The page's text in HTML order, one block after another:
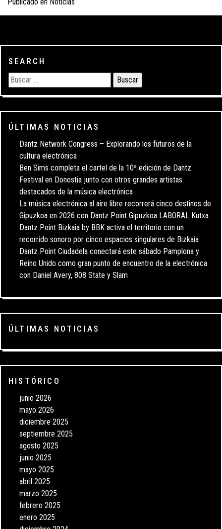
SEARCH
ÚLTIMAS NOTICIAS
Dantz Network Congress – Explorando los futuros de la
cultura electrónica
Ben Sims completa el cartel de la 10ª edición de Dantz
Festival en Donostia junto con otros grandes artistas
destacados de la música electrónica
La música electrónica al aire libre recorrerá cinco destinos de
Gipuzkoa en 2026 con Dantz Point Gipuzkoa LABORAL Kutxa
Dantz Point Bizkaia by BBK activa el territorio con un
recorrido sonoro por cinco espacios singulares de Bizkaia
Dantz Point Ciudadela conectará este sábado Pamplona y
Reino Unido como gran punto de encuentro de la electrónica
con Daniel Avery, 808 State y Slam
ÚLTIMAS NOTICIAS
HISTÓRICO
junio 2026
mayo 2026
diciembre 2025
septiembre 2025
agosto 2025
junio 2025
mayo 2025
abril 2025
marzo 2025
febrero 2025
enero 2025